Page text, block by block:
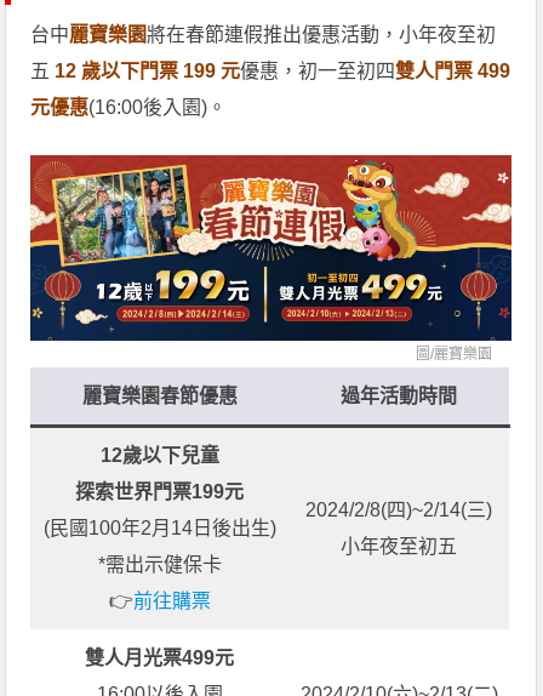
台中麗寶樂園將在春節連假推出優惠活動，小年夜至初
五 12 歲以下門票 199 元優惠，初一至初四雙人門票 499
元優惠(16:00後入園)。
圖/麗寶樂園
麗寶樂園春節優惠 過年活動時間
12歲以下兒童
探索世界門票199元
(民國100年2月14日後出生)
*需出示健保卡
👉前往購票
2024/2/8(四)~2/14(三)
小年夜至初五
雙人月光票499元